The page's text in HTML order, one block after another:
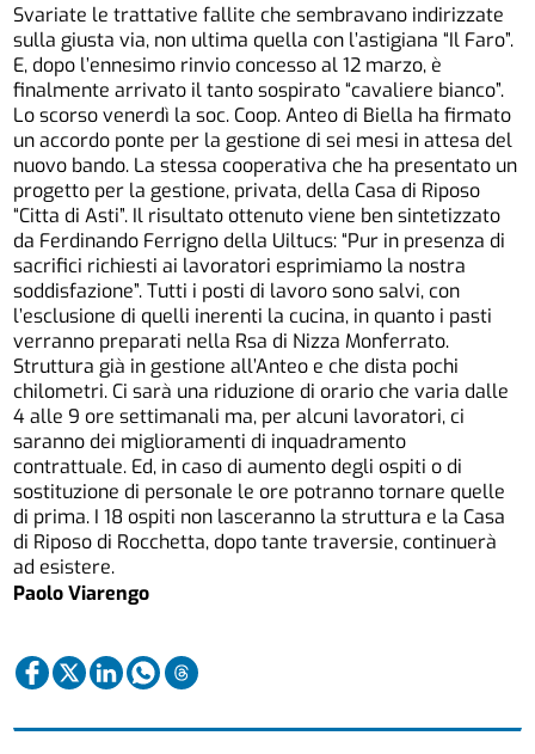
Svariate le trattative fallite che sembravano indirizzate
sulla giusta via, non ultima quella con l’astigiana “Il Faro”.
E, dopo l’ennesimo rinvio concesso al 12 marzo, è
finalmente arrivato il tanto sospirato “cavaliere bianco”.
Lo scorso venerdì la soc. Coop. Anteo di Biella ha firmato
un accordo ponte per la gestione di sei mesi in attesa del
nuovo bando. La stessa cooperativa che ha presentato un
progetto per la gestione, privata, della Casa di Riposo
“Citta di Asti”. Il risultato ottenuto viene ben sintetizzato
da Ferdinando Ferrigno della Uiltucs: “Pur in presenza di
sacrifici richiesti ai lavoratori esprimiamo la nostra
soddisfazione”. Tutti i posti di lavoro sono salvi, con
l’esclusione di quelli inerenti la cucina, in quanto i pasti
verranno preparati nella Rsa di Nizza Monferrato.
Struttura già in gestione all’Anteo e che dista pochi
chilometri. Ci sarà una riduzione di orario che varia dalle
4 alle 9 ore settimanali ma, per alcuni lavoratori, ci
saranno dei miglioramenti di inquadramento
contrattuale. Ed, in caso di aumento degli ospiti o di
sostituzione di personale le ore potranno tornare quelle
di prima. I 18 ospiti non lasceranno la struttura e la Casa
di Riposo di Rocchetta, dopo tante traversie, continuerà
ad esistere.
Paolo Viarengo